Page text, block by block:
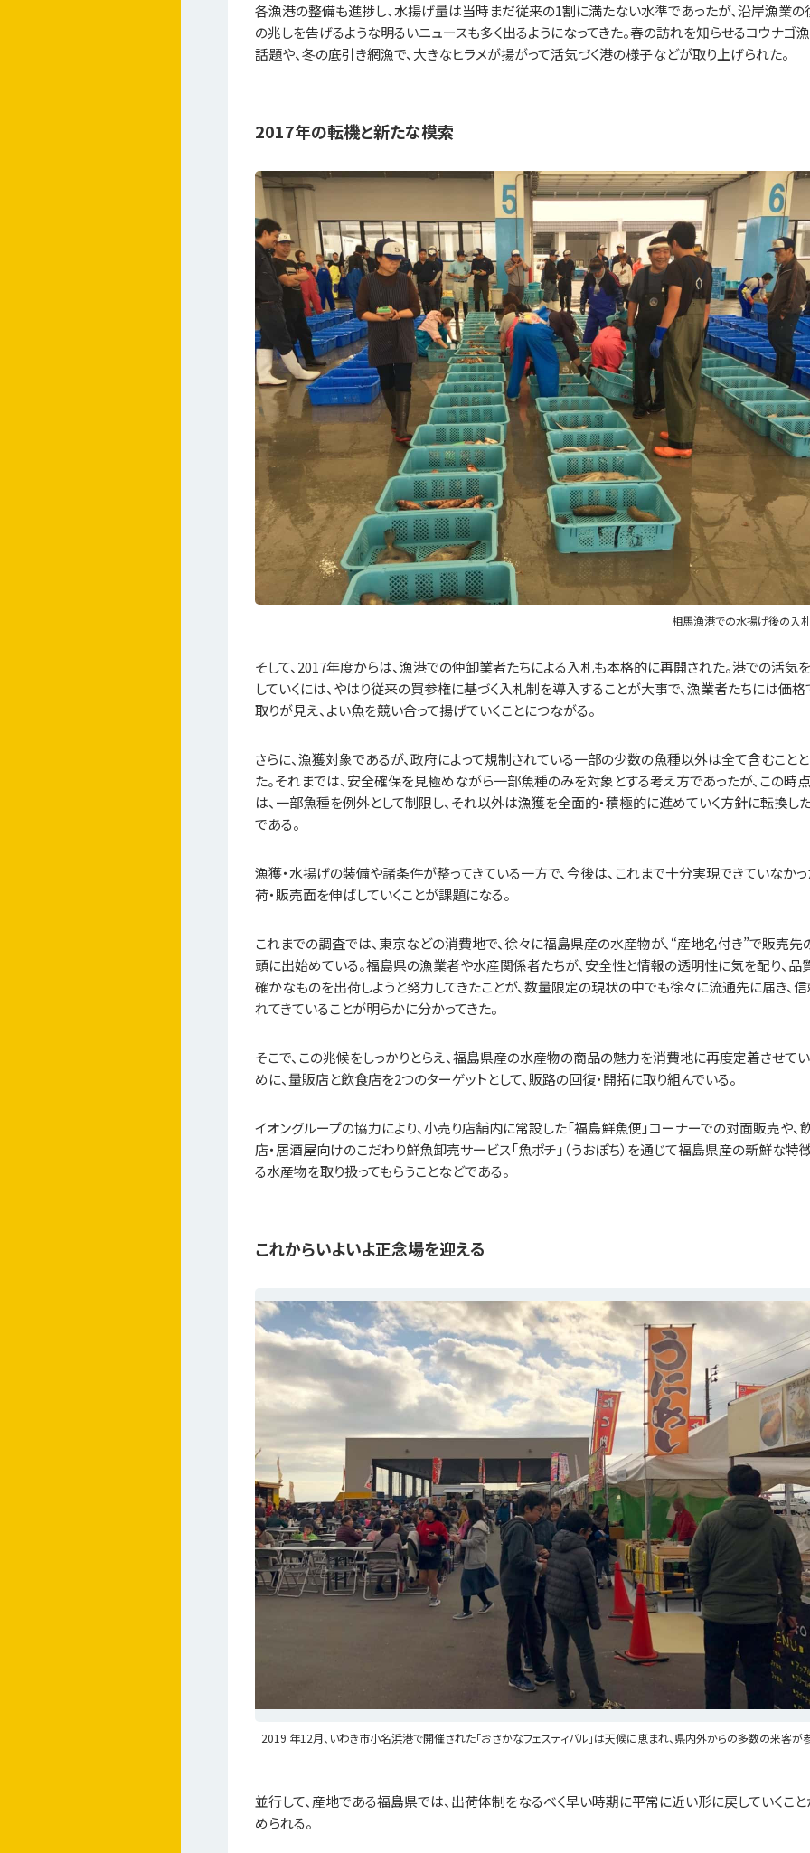
各漁港の整備も進捗し、水揚げ量は当時まだ従来の1割に満たない水準であったが、沿岸漁業の
の兆しを告げるような明るいニュースも多く出るようになってきた。春の訪れを知らせるコウナゴ
話題や、冬の底引き網漁で、大きなヒラメが揚がって活気づく港の様子などが取り上げられた。
2017年の転機と新たな模索
相馬漁港での水揚げ後の入
そして、2017年度からは、漁港での仲卸業者たちによる入札も本格的に再開された。港での活気
していくには、やはり従来の買参権に基づく入札制を導入することが大事で、漁業者たちには価
取りが見え、よい魚を競い合って揚げていくことにつながる。
さらに、漁獲対象であるが、政府によって規制されている一部の少数の魚種以外は全て含むこと
た。それまでは、安全確保を見極めながら一部魚種のみを対象とする考え方であったが、この時
は、一部魚種を例外として制限し、それ以外は漁獲を全面的・積極的に進めていく方針に転換し
である。
漁獲・水揚げの装備や諸条件が整ってきている一方で、今後は、これまで十分実現できていなか
荷・販売面を伸ばしていくことが課題になる。
これまでの調査では、東京などの消費地で、徐々に福島県産の水産物が、“産地名付き”で販売先
頭に出始めている。福島県の漁業者や水産関係者たちが、安全性と情報の透明性に気を配り、品
確かなものを出荷しようと努力してきたことが、数量限定の現状の中でも徐々に流通先に届き、
れてきていることが明らかに分かってきた。
そこで、この兆候をしっかりとらえ、福島県産の水産物の商品の魅力を消費地に再度定着させて
めに、量販店と飲食店を2つのターゲットとして、販路の回復・開拓に取り組んでいる。
イオングループの協力により、小売り店舗内に常設した「福島鮮魚便」コーナーでの対面販売や、
店・居酒屋向けのこだわり鮮魚卸売サービス「魚ポチ」（うおぽち）を通じて福島県産の新鮮な特
る水産物を取り扱ってもらうことなどである。
これからいよいよ正念場を迎える
2019 年12月、いわき市小名浜港で開催された「おさかなフェスティバル」は天候に恵まれ、県内外からの多数の来客が
並行して、産地である福島県では、出荷体制をなるべく早い時期に平常に近い形に戻していくこ
められる。